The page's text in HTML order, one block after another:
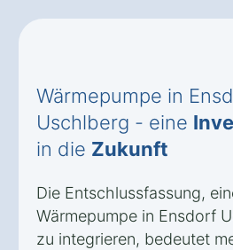
Wärmepumpe in
Uschlberg - eine
in die Zukunft
Die Entschlussfassung,
Wärmepumpe in Ensdorf
zu integrieren, bedeutet